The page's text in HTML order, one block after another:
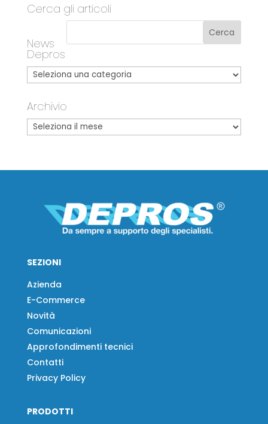
Cerca gli articoli
News
Depros
Archivio
SEZIONI
Azienda
E-Commerce
Novità
Comunicazioni
Approfondimenti tecnici
Contatti
Privacy Policy
PRODOTTI